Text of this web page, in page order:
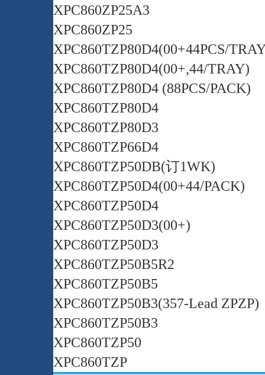
XPC860ZP25A3
XPC860ZP25
XPC860TZP80D4(00+44PCS/
XPC860TZP80D4(00+,44/TRAY)
XPC860TZP80D4 (88PCS/PACK)
XPC860TZP80D4
XPC860TZP80D3
XPC860TZP66D4
XPC860TZP50DB(订1WK)
XPC860TZP50D4(00+44/PACK)
XPC860TZP50D4
XPC860TZP50D3(00+)
XPC860TZP50D3
XPC860TZP50B5R2
XPC860TZP50B5
XPC860TZP50B3(357-Lead ZPZP)
XPC860TZP50B3
XPC860TZP50
XPC860TZP